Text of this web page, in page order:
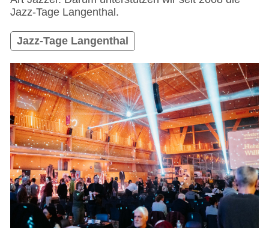
Jazz-Tage Langenthal.
Jazz-Tage Langenthal